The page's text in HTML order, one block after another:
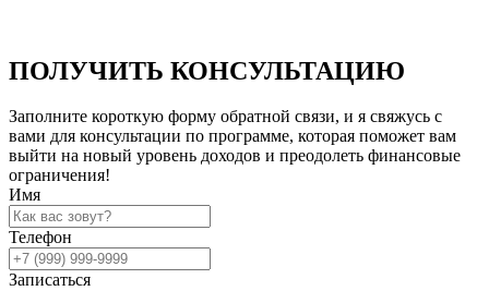
ПОЛУЧИТЬ КОНСУЛЬТАЦИЮ
Заполните короткую форму обратной связи, и я свяжусь с
вами для консультации по программе, которая поможет вам
выйти на новый уровень доходов и преодолеть финансовые
ограничения!
Имя
Телефон
Записаться